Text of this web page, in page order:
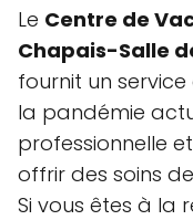
Le Centre de
Chapais-Salle
fournit un
la pandémie
professionnelle
offrir des soins
Si vous êtes à la